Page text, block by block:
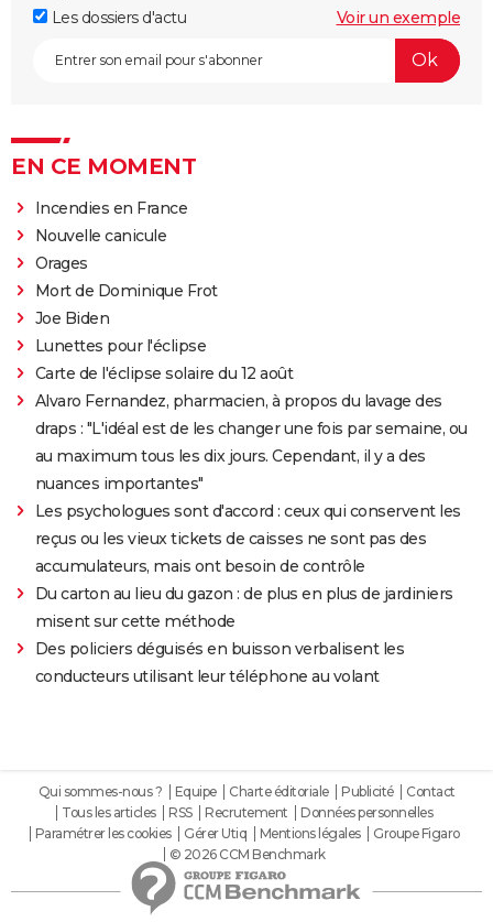
Les dossiers d'actu
Voir un exemple
EN CE MOMENT
Incendies en France
Nouvelle canicule
Orages
Mort de Dominique Frot
Joe Biden
Lunettes pour l'éclipse
Carte de l'éclipse solaire du 12 août
Alvaro Fernandez, pharmacien, à propos du lavage des
draps : "L'idéal est de les changer une fois par semaine, ou
au maximum tous les dix jours. Cependant, il y a des
nuances importantes"
Les psychologues sont d'accord : ceux qui conservent les
reçus ou les vieux tickets de caisses ne sont pas des
accumulateurs, mais ont besoin de contrôle
Du carton au lieu du gazon : de plus en plus de jardiniers
misent sur cette méthode
Des policiers déguisés en buisson verbalisent les
conducteurs utilisant leur téléphone au volant
Qui sommes-nous ? Equipe Charte éditoriale Publicité
Contact
Tous les articles
RSS Recrutement
Données personnelles
Paramétrer les cookies
Gérer Utiq Mentions légales
Groupe Figaro
© 2026 CCM Benchmark